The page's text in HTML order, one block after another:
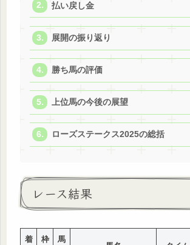
払い戻し金
展開の振り返り
勝ち馬の評価
上位馬の今後の展望
ローズステークス2025の総括
レース結果
着
枠
馬